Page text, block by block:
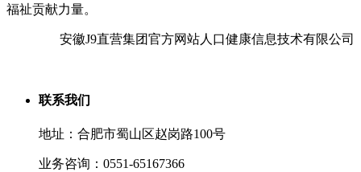
福祉贡献力量。
安徽J9直营集团官方网站人口健康信息技术有限公司
联系我们
地址：合肥市蜀山区赵岗路100号
业务咨询：0551-65167366